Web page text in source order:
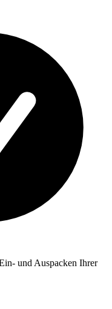
und Auspacken Ihrer